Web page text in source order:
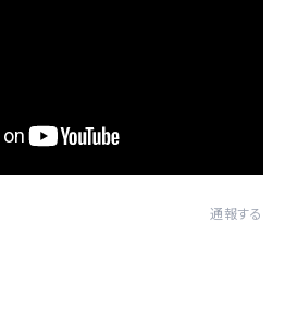
通報する